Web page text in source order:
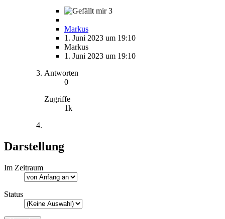
3
Markus
1. Juni 2023 um 19:10
Markus
1. Juni 2023 um 19:10
Antworten
0
Zugriffe
1k
Darstellung
Im Zeitraum
Status